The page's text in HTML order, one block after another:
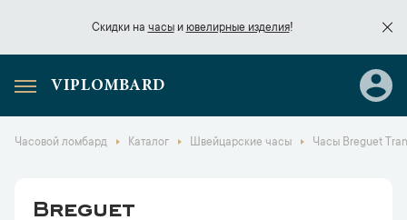
Скидки на часыи ювелирные изделия!
Скидки начасы
VIPLOMBARD
Часовой ломбард Каталог Швейцарские часы Часы Breguet
Breguet